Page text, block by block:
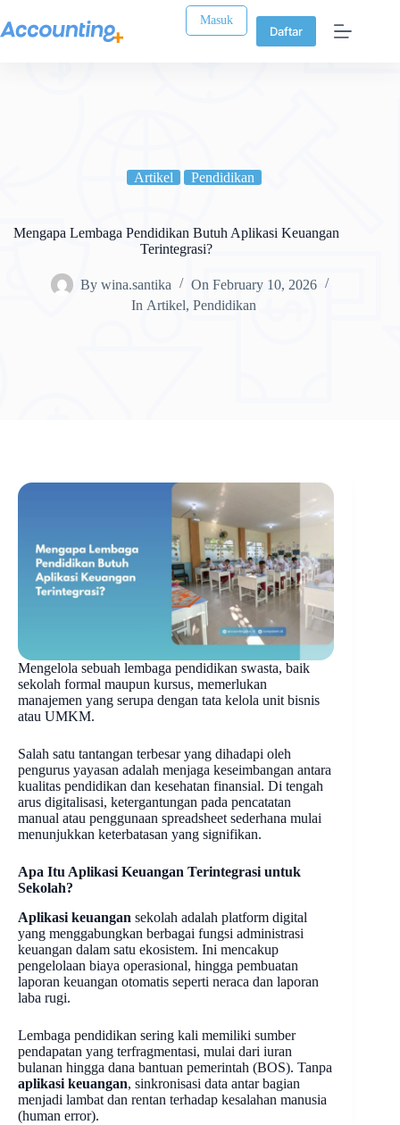
Masuk
Daftar
Artikel Pendidikan
Mengapa Lembaga Pendidikan Butuh Aplikasi Keuangan
Terintegrasi?
By wina.santika On February 10, 2026
In Artikel,Pendidikan
Mengelola sebuah lembaga pendidikan swasta, baik
sekolah formal maupun kursus, memerlukan
manajemen yang serupa dengan tata kelola unit bisnis
atau UMKM.
Salah satu tantangan terbesar yang dihadapi oleh
pengurus yayasan adalah menjaga keseimbangan antara
kualitas pendidikan dan kesehatan finansial. Di tengah
arus digitalisasi, ketergantungan pada pencatatan
manual atau penggunaan spreadsheet sederhana mulai
menunjukkan keterbatasan yang signifikan.
Apa Itu Aplikasi Keuangan Terintegrasi untuk
Sekolah?
Aplikasi keuangan sekolah adalah platform digital
yang menggabungkan berbagai fungsi administrasi
keuangan dalam satu ekosistem. Ini mencakup
pengelolaan biaya operasional, hingga pembuatan
laporan keuangan otomatis seperti neraca dan laporan
laba rugi.
Lembaga pendidikan sering kali memiliki sumber
pendapatan yang terfragmentasi, mulai dari iuran
bulanan hingga dana bantuan pemerintah (BOS). Tanpa
aplikasi keuangan, sinkronisasi data antar bagian
menjadi lambat dan rentan terhadap kesalahan manusia
(human error).